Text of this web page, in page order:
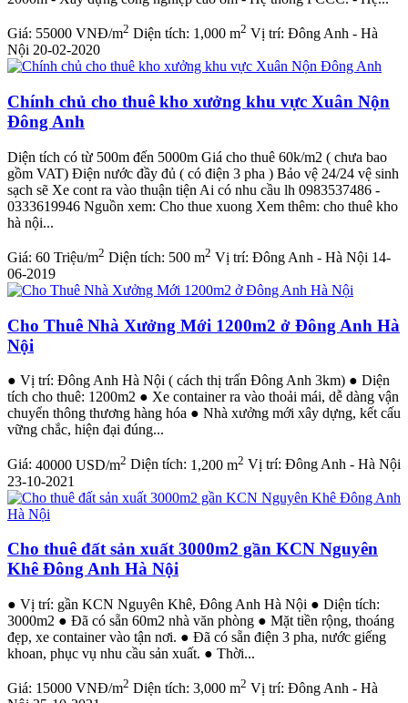
Giá: 55000 VNĐ/m2 Diện tích: 1,000 m2 Vị trí: Đông Anh - Hà
Nội 20-02-2020
Chính chủ cho thuê kho xưởng khu vực Xuân Nộn
Đông Anh
Diện tích có từ 500m đến 5000m Giá cho thuê 60k/m2 ( chưa bao
gồm VAT) Điện nước đầy đủ ( có điện 3 pha ) Bảo vệ 24/24 vệ sinh
sạch sẽ Xe cont ra vào thuận tiện Ai có nhu cầu lh 0983537486 -
0333619946 Nguồn xem: Cho thue xuong Xem thêm: cho thuê kho
hà nội...
Giá: 60 Triệu/m2 Diện tích: 500 m2 Vị trí: Đông Anh - Hà Nội 14-
06-2019
Cho Thuê Nhà Xưởng Mới 1200m2 ở Đông Anh Hà
Nội
● Vị trí: Đông Anh Hà Nội ( cách thị trấn Đông Anh 3km) ● Diện
tích cho thuê: 1200m2 ● Xe container ra vào thoải mái, dễ dàng vận
chuyển thông thương hàng hóa ● Nhà xưởng mới xây dựng, kết cấu
vững chắc, hiện đại đúng...
Giá: 40000 USD/m2 Diện tích: 1,200 m2 Vị trí: Đông Anh - Hà Nội
23-10-2021
Cho thuê đất sản xuất 3000m2 gần KCN Nguyên
Khê Đông Anh Hà Nội
● Vị trí: gần KCN Nguyên Khê, Đông Anh Hà Nội ● Diện tích:
3000m2 ● Đã có sẵn 60m2 nhà văn phòng ● Mặt tiền rộng, thoáng
đẹp, xe container vào tận nơi. ● Đã có sẵn điện 3 pha, nước giếng
khoan, phục vụ nhu cầu sản xuất. ● Thời...
Giá: 15000 VNĐ/m2 Diện tích: 3,000 m2 Vị trí: Đông Anh - Hà